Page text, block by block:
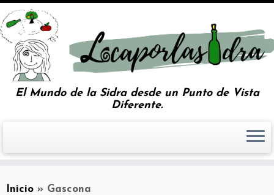
El Mundo de la Sidra desde un Punto de Vista
Diferente.
Inicio » Gascona